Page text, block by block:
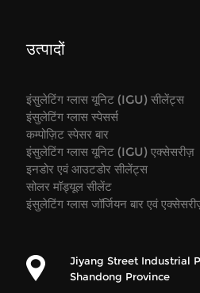
उत्पादों
इंसुलेटिंग ग्लास यूनिट (IGU) सीलेंट्स
इंसुलेटिंग ग्लास स्पेसर्स
कम्पोज़िट स्पेसर बार
इंसुलेटिंग ग्लास यूनिट (IGU) एक्सेसरीज़
इनडोर एवं आउटडोर सीलेंट्स
सोलर मॉड्यूल सीलेंट
इंसुलेटिंग ग्लास जॉर्जियन बार एवं
Jiyang Street Industrial
Shandong Province